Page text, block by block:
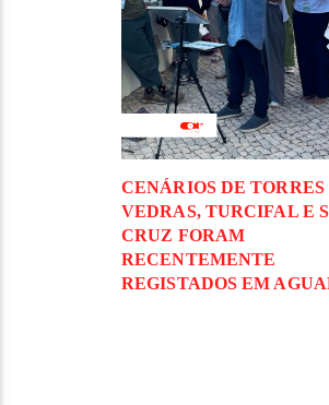
CENÁRIOS DE TORRES
VEDRAS, TURCIFAL E
CRUZ FORAM
RECENTEMENTE
REGISTADOS EM